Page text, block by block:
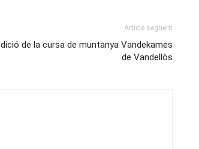
Article següent
de la cursa de muntanya Vandekames
de Vandellòs